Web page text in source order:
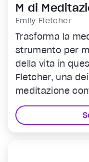
M di
Emily Fletcher
Trasforma la
strumento per
della vita in
Fletcher, una
meditazione